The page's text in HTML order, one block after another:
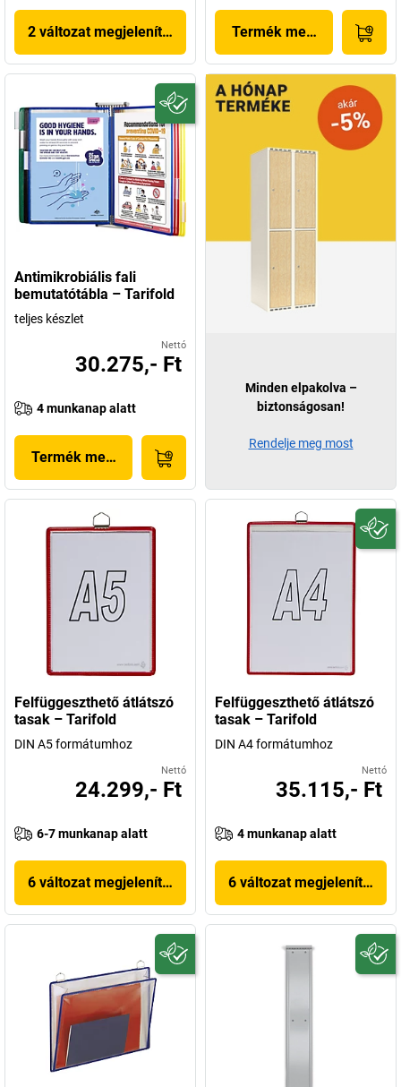
2 változat megjelenítése Termék megjelenítése
Antimikrobiális fali
bemutatótábla – Tarifold
teljes készlet
Nettó
30.275,- Ft
4 munkanap alatt
Termék megjelenítése
Felfüggeszthető átlátszó
tasak – Tarifold
DIN A5 formátumhoz
Nettó
24.299,- Ft
6-7 munkanap alatt
6 változat megjelenítése
Felfüggeszthető átlátszó
tasak – Tarifold
DIN A4 formátumhoz
Nettó
35.115,- Ft
4 munkanap alatt
6 változat megjelenítése
Minden elpakolva –
biztonságosan!
Rendelje meg most